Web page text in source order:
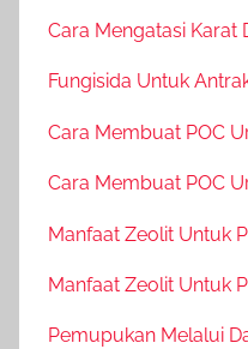
Cara Mengatasi Karat
Fungisida Untuk
Cara Membuat POC
Cara Membuat POC
Manfaat Zeolit Untuk
Manfaat Zeolit Untuk
Pemupukan Melalui